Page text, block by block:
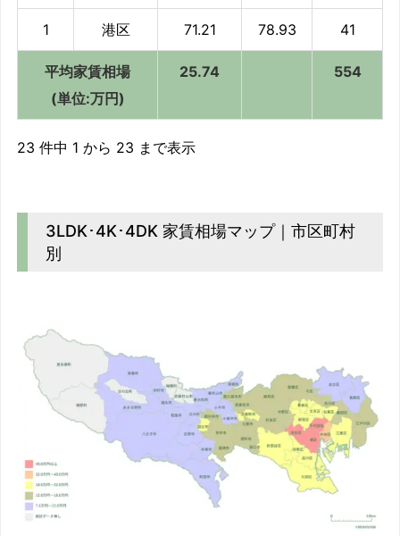
1 港区 71.21 78.93 41
平均家賃相場
(単位:万円)
25.74 554
23 件中 1 から 23 まで表示
3LDK･4K･4DK 家賃相場マップ｜市区町村
別